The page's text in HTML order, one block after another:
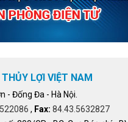
LỢI VIỆT NAM
- Đống Đa - Hà Nội.
, Fax: 84.43.5632827